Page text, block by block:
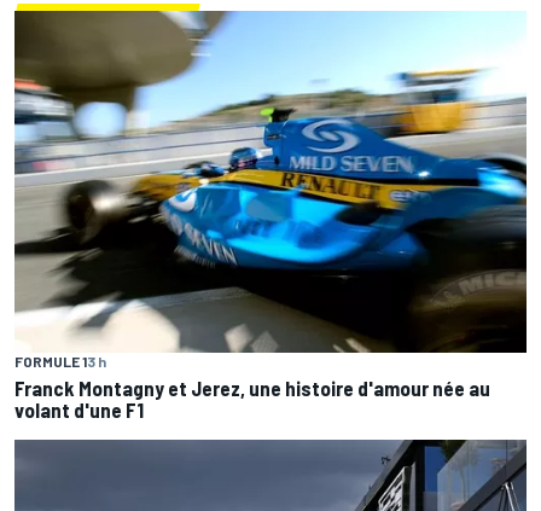
FORMULE 13 h
Franck Montagny et Jerez, une histoire d'amour née au
volant d'une F1